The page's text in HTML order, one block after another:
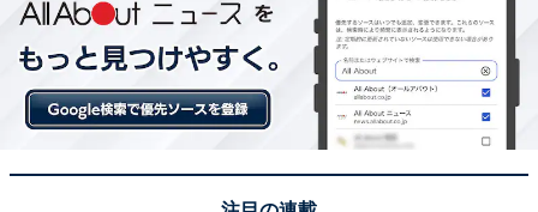
画像出典：フジテレビ系『真夏のシンデレラ』 公式サイト